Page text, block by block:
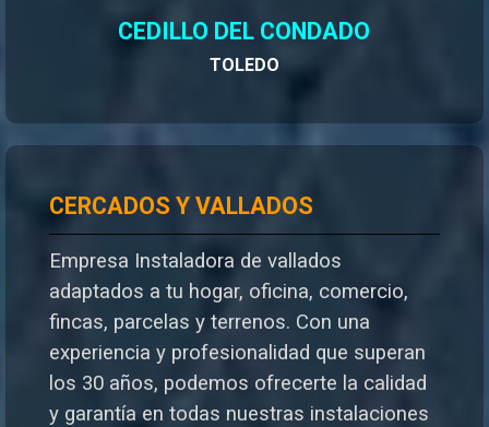
CEDILLO DEL CONDADO
TOLEDO
CERCADOS Y VALLADOS
Empresa Instaladora de vallados
adaptados a tu hogar, oficina, comercio,
fincas, parcelas y terrenos. Con una
experiencia y profesionalidad que superan
los 30 años, podemos ofrecerte la calidad
y garantía en todas nuestras instalaciones